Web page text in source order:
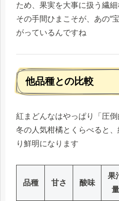
ため、果実を大事に扱う繊
その手間ひまこそが、あの“
がっているんですね
他品種との比較
紅まどんなはやっぱり「圧倒
冬の人気柑橘とくらべると
り鮮明になります
品種 甘さ 酸味
果
量